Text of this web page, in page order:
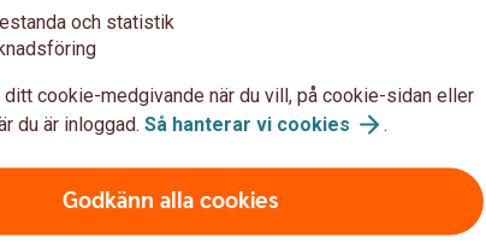
and Swedbank Envelope
och statistik
ditt cookie-medgivande när du vill, på cookie-sidan eller
du är inloggad. Så hanterar vi cookies .
Godkänn alla cookies